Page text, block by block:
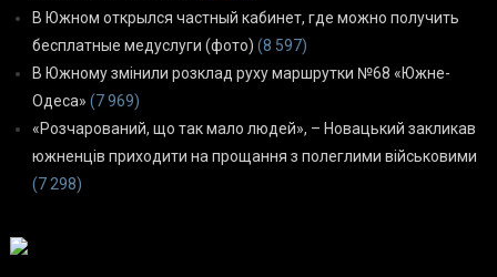
В Южном открылся частный кабинет, где можно получить
бесплатные медуслуги (фото) (8 597)
В Южному змінили розклад руху маршрутки №68 «Южне-
Одеса» (7 969)
«Розчарований, що так мало людей», – Новацький закликав
южненців приходити на прощання з полеглими військовими
(7 298)